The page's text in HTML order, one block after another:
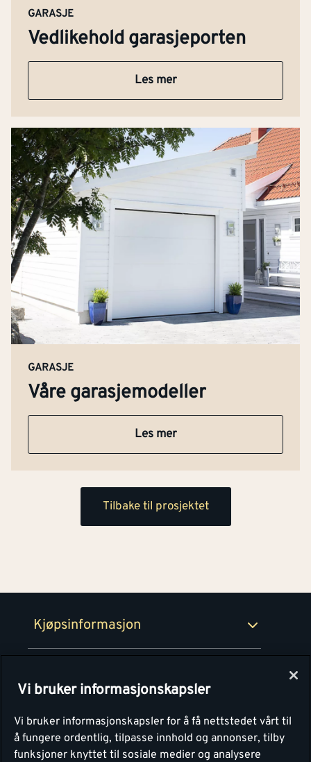
GARASJE
Vedlikehold garasjeporten
Les mer
GARASJE
Våre garasjemodeller
Les mer
Tilbake til prosjektet
Kjøpsinformasjon
Retur- og angrerettsskjema
Montér Klubb
Montér
Byggevarehus og åpningstider
Prismatch
Personvern
Våre kjøkkensentre
Vi bruker informasjonskapsler
Vi bruker informasjonskapsler for å få nettstedet vårt til
å fungere ordentlig, tilpasse innhold og annonser, tilby
funksjoner knyttet til sosiale medier og analysere